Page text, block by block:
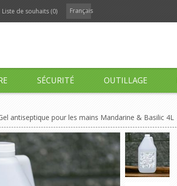
Liste de souhaits (0) Français
SÉCURITÉ OUTILLAGE
antiseptique pour les mains Mandarine & Basilic 4L